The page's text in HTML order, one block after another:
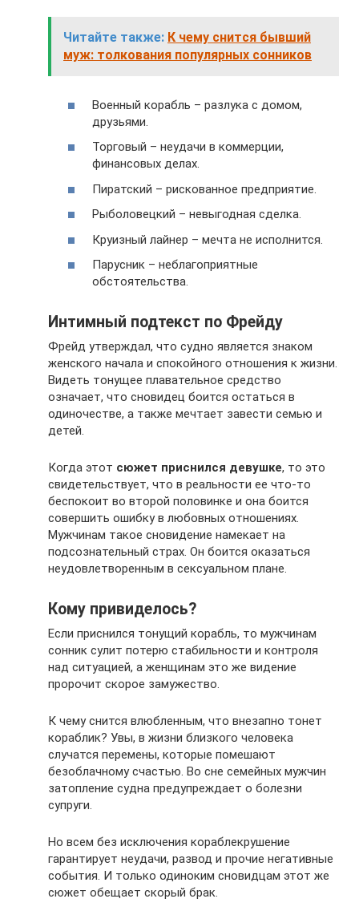
Читайте также: К чему снится бывший
муж: толкования популярных сонников
Военный корабль – разлука с домом,
друзьями.
Торговый – неудачи в коммерции,
финансовых делах.
Пиратский – рискованное предприятие.
Рыболовецкий – невыгодная сделка.
Круизный лайнер – мечта не исполнится.
Парусник – неблагоприятные
обстоятельства.
Интимный подтекст по Фрейду
Фрейд утверждал, что судно является знаком
женского начала и спокойного отношения к жизни.
Видеть тонущее плавательное средство
означает, что сновидец боится остаться в
одиночестве, а также мечтает завести семью и
детей.
Когда этот сюжет приснился девушке, то это
свидетельствует, что в реальности ее что-то
беспокоит во второй половинке и она боится
совершить ошибку в любовных отношениях.
Мужчинам такое сновидение намекает на
подсознательный страх. Он боится оказаться
неудовлетворенным в сексуальном плане.
Кому привиделось?
Если приснился тонущий корабль, то мужчинам
сонник сулит потерю стабильности и контроля
над ситуацией, а женщинам это же видение
пророчит скорое замужество.
К чему снится влюбленным, что внезапно тонет
кораблик? Увы, в жизни близкого человека
случатся перемены, которые помешают
безоблачному счастью. Во сне семейных мужчин
затопление судна предупреждает о болезни
супруги.
Но всем без исключения кораблекрушение
гарантирует неудачи, развод и прочие негативные
события. И только одиноким сновидцам этот же
сюжет обещает скорый брак.